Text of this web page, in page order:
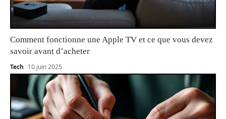
Comment fonctionne une Apple TV et ce que vous devez
savoir avant d’acheter
Tech 10 juin 2025